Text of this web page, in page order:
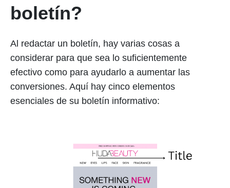
boletín?
Al redactar un boletín, hay varias cosas a
considerar para que sea lo suficientemente
efectivo como para ayudarlo a aumentar las
conversiones. Aquí hay cinco elementos
esenciales de su boletín informativo: